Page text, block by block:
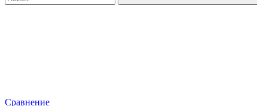
Сравнение